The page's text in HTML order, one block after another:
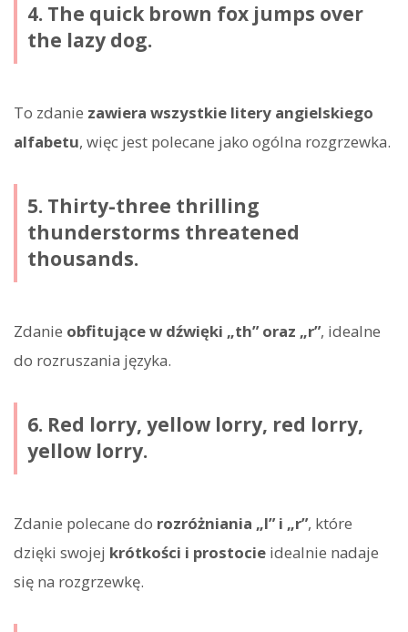
4. The quick brown fox jumps over
the lazy dog.
To zdanie zawiera wszystkie litery angielskiego
alfabetu, więc jest polecane jako ogólna rozgrzewka.
5. Thirty-three thrilling
thunderstorms threatened
thousands.
Zdanie obfitujące w dźwięki „th” oraz „r”, idealne
do rozruszania języka.
6. Red lorry, yellow lorry, red lorry,
yellow lorry.
Zdanie polecane do rozróżniania „l” i „r”, które
dzięki swojej krótkości i prostocie idealnie nadaje
się na rozgrzewkę.